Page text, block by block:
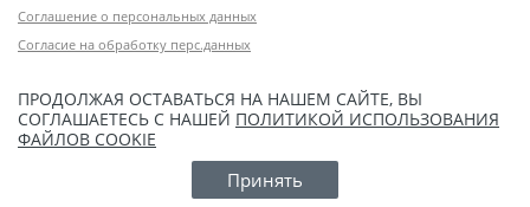
Соглашение о персональных данных
Согласие на обработку перс.данных
ПРОДОЛЖАЯ ОСТАВАТЬСЯ НА НАШЕМ САЙТЕ, ВЫ
СОГЛАШАЕТЕСЬ С НАШЕЙ ПОЛИТИКОЙ ИСПОЛЬЗОВАНИЯ
ФАЙЛОВ COOKIE
Принять